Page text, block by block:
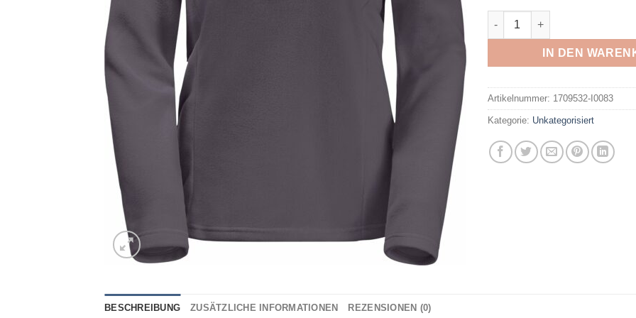
JACK WOLFSKIN - TAUNUS
IN DEN
Artikelnummer: 1709532-I0083
Kategorie: Unkategorisiert
BESCHREIBUNG ZUSÄTZLICHE INFORMATIONEN REZENSIONEN (0)